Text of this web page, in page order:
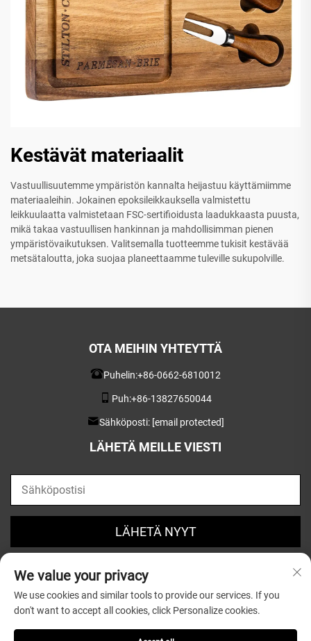
Kestävät materiaalit
Vastuullisuutemme ympäristön kannalta heijastuu käyttämiimme
materiaaleihin. Jokainen epoksileikkauksella valmistettu
leikkuulaatta valmistetaan FSC-sertifioidusta laadukkaasta puusta,
mikä takaa vastuullisen hankinnan ja mahdollisimman pienen
ympäristövaikutuksen. Valitsemalla tuotteemme tukisit kestävää
metsätaloutta, joka suojaa planeettaamme tuleville sukupolville.
OTA MEIHIN YHTEYTTÄ
Puhelin:+86-0662-6810012
Puh:+86-13827650044
Sähköposti: [email protected]
LÄHETÄ MEILLE VIESTI
LÄHETÄ NYYT
Housewares Co.,Ltd. |
Tietosuojakäytäntö
We value your privacy
We use cookies and similar tools to provide our services. If you
don't want to accept all cookies, click Personalize cookies.